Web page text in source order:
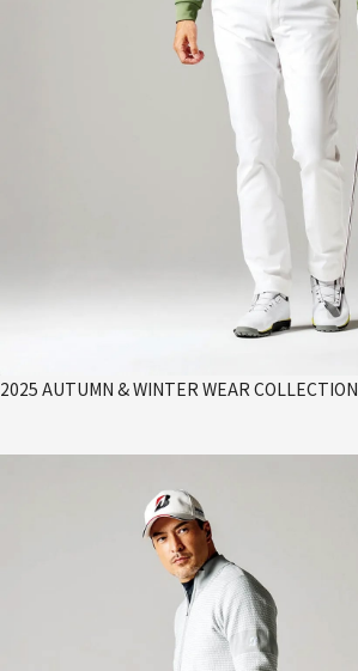
2025 AUTUMN & WINTER WEAR COLLECTION